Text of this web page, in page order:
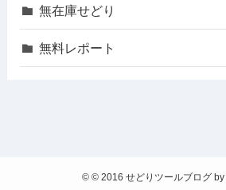
無在庫せどり
無料レポート
© © 2016 せどりツールブログ